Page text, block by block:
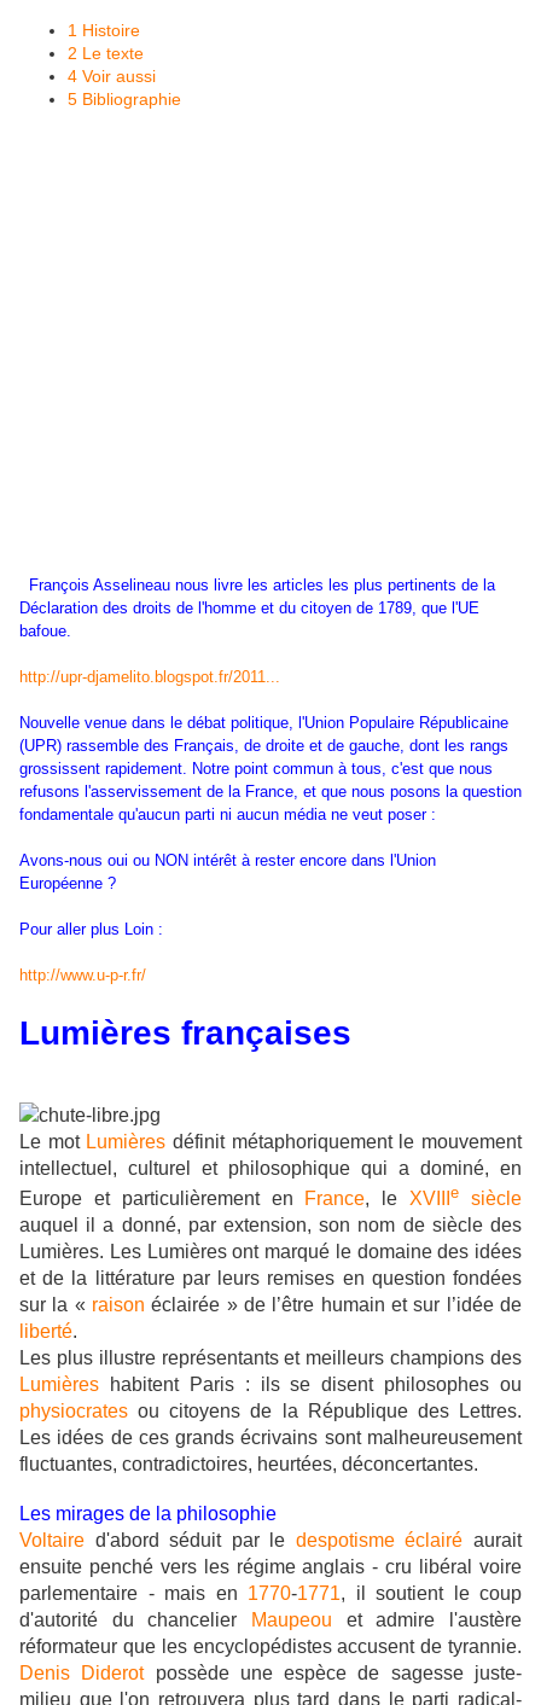
1 Histoire
2 Le texte
4 Voir aussi
5 Bibliographie
François Asselineau nous livre les articles les plus pertinents de la
Déclaration des droits de l'homme et du citoyen de 1789, que l'UE
bafoue.
http://upr-djamelito.blogspot.fr/2011...
Nouvelle venue dans le débat politique, l'Union Populaire Républicaine
(UPR) rassemble des Français, de droite et de gauche, dont les rangs
grossissent rapidement. Notre point commun à tous, c'est que nous
refusons l'asservissement de la France, et que nous posons la question
fondamentale qu'aucun parti ni aucun média ne veut poser :
Avons-nous oui ou NON intérêt à rester encore dans l'Union
Européenne ?
Pour aller plus Loin :
http://www.u-p-r.fr/
Lumières françaises
Le mot Lumières définit métaphoriquement le mouvement
intellectuel, culturel et philosophique qui a dominé, en
Europe et particulièrement en France, le XVIIIe siècle
auquel il a donné, par extension, son nom de siècle des
Lumières. Les Lumières ont marqué le domaine des idées
et de la littérature par leurs remises en question fondées
sur la « raison éclairée » de l’être humain et sur l’idée de
liberté.
Les plus illustre représentants et meilleurs champions des
Lumières habitent Paris : ils se disent philosophes ou
physiocrates ou citoyens de la République des Lettres.
Les idées de ces grands écrivains sont malheureusement
fluctuantes, contradictoires, heurtées, déconcertantes.
Les mirages de la philosophie
Voltaire d'abord séduit par le despotisme éclairé aurait
ensuite penché vers les régime anglais - cru libéral voire
parlementaire - mais en 1770-1771, il soutient le coup
d'autorité du chancelier
Maupeou et admire l'austère
réformateur que les encyclopédistes accusent de tyrannie.
Denis Diderotpossède une espèce de sagesse juste-
milieu que l'on retrouvera plus tard dans le parti radical-